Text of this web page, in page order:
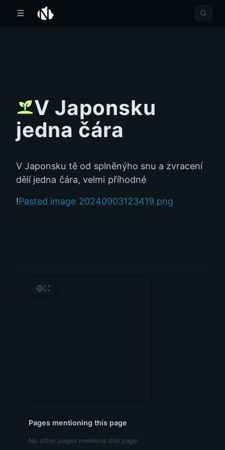
V Japonsku
jedna čára
V Japonsku tě od splněnýho snu a zvracení
dělí jedna čára, velmi příhodné
!Pasted image 20240903123419.png
Pages mentioning this page
No other pages mentions this page